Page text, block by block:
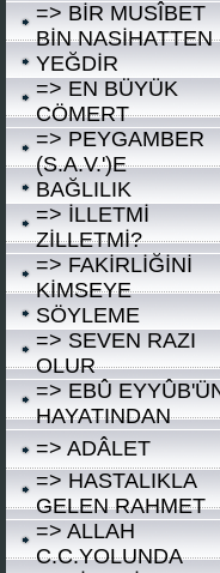
=> BİR MUSÎBET
BİN NASİHATTEN
YEĞDİR
=> EN BÜYÜK
CÖMERT
=> PEYGAMBER
(S.A.V.')E
BAĞLILIK
=> İLLETMİ
ZİLLETMİ?
=> FAKİRLİĞİNİ
KİMSEYE
SÖYLEME
=> SEVEN RAZI
OLUR
=> EBÛ
HAYATINDAN
=> ADÂLET
=> HASTALIKLA
GELEN RAHMET
=> ALLAH
C.C.YOLUNDA